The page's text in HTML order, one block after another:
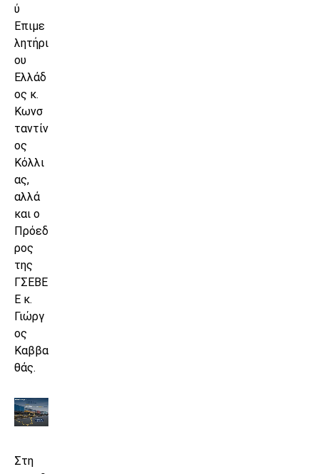
ύ
Επιμε
λητήρι
ου
Ελλάδ
ος κ.
Κωνσ
ταντίν
ος
Κόλλι
ας,
αλλά
και ο
Πρόεδ
ρος
της
ΓΣΕΒΕ
Ε κ.
Γιώργ
ος
Καββα
θάς.
Στη